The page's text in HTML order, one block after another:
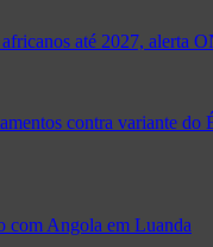
até 2027, alerta
contra variante
com Angola em Luanda